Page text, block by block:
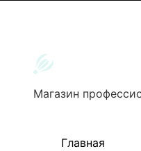
Магазин
Главная